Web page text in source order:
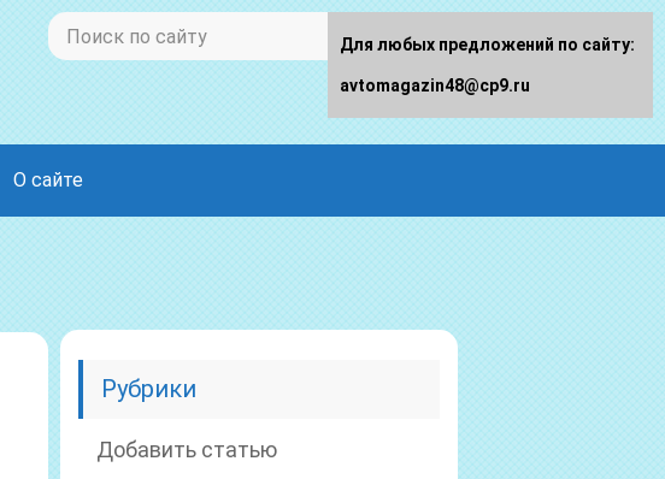
О сайте
Рубрики
Добавить статью
Для любых предложений по сайту:
avtomagazin48@cp9.ru